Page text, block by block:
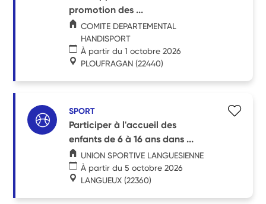
promotion des ...
COMITE DEPARTEMENTAL
HANDISPORT
À partir du 1 octobre 2026
PLOUFRAGAN (22440)
SPORT
Participer à l'accueil des
enfants de 6 à 16 ans dans ...
UNION SPORTIVE LANGUESIENNE
À partir du 5 octobre 2026
LANGUEUX (22360)